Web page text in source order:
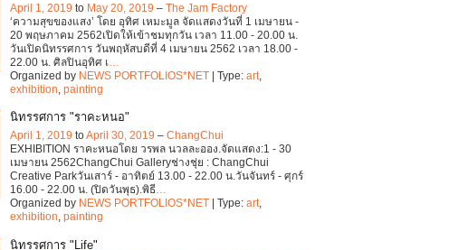
April 1, 2019 to May 20, 2019 – The Jam Factory
‘ความสุขของแสง’ โดย อุทิศ เหมะมูล จัดแสดงวันที่ 1 เมษายน -
20 พฤษภาคม 2562เปิดให้เข้าชมทุกวัน เวลา 11.00 - 20.00 น.
วันเปิดนิทรรศการ วันพฤหัสบดีที่ 4 เมษายน 2562 เวลา 18.00 -
22.00 น. ศิลปินอุทิศ เ
Organized by NEWS PORTFOLIOS*NET | Type: art
exhibition painting
นิทรรศการ "ราคะหนอ"
April 1, 2019 toApril 30, 2019 – ChangChui
EXHIBITION ราคะหนอโดย วรพล นวลละออง.จัดแสดง:1 - 30
เมษายน 2562ChangChui Galleryช่างชุ่ย : ChangChui
Creative Parkวันเสาร์ - อาทิตย์ 13.00 - 22.00 น.วันจันทร์ - ศุกร์
16.00 - 22.00 น. (ปิดวันพุธ).พิธี…
Organized by NEWS PORTFOLIOS*NET | Type: art,
exhibition, painting
นิทรรศการ "Life"